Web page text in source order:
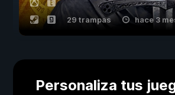
29 trampas hace 3
Personaliza tus